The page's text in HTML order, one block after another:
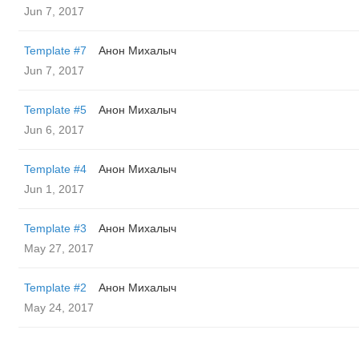
Jun 7, 2017
Template #7
Анон Михалыч
Jun 7, 2017
Template #5
Анон Михалыч
Jun 6, 2017
Template #4
Анон Михалыч
Jun 1, 2017
Template #3
Анон Михалыч
May 27, 2017
Template #2
Анон Михалыч
May 24, 2017